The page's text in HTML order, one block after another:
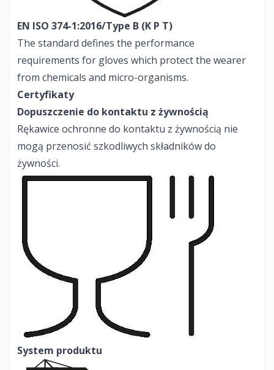
EN ISO 374-1:2016/Type B (K P T)
The standard defines the performance
requirements for gloves which protect the wearer
from chemicals and micro-organisms.
Certyfikaty
Dopuszczenie do kontaktu z żywnością
Rękawice ochronne do kontaktu z żywnością nie
mogą przenosić szkodliwych składników do
żywności.
System produktu